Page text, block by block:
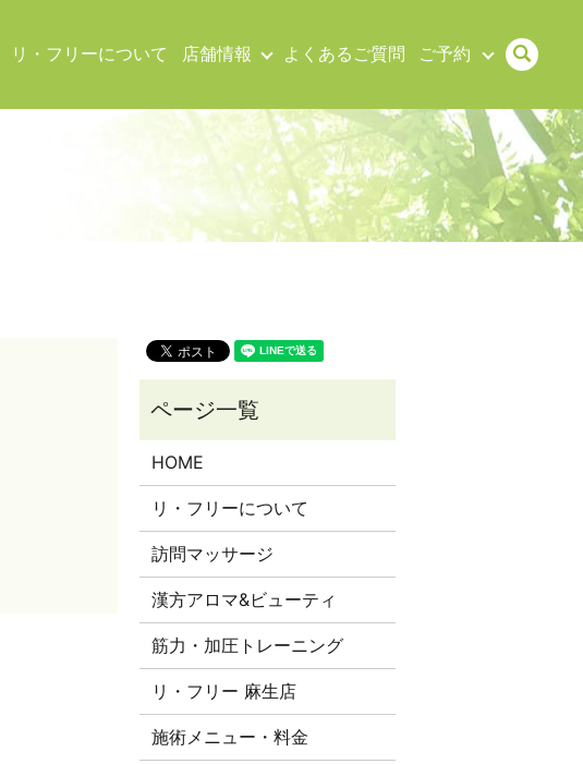
リ・フリーについて 店舗情報 よくあるご質問 ご予約
HOME
リ・フリーについて
訪問マッサージ
漢方アロマ&ビューティ
筋力・加圧トレーニング
リ・フリー 麻生店
施術メニュー・料金